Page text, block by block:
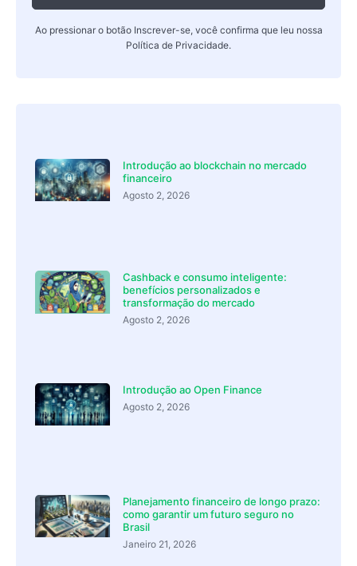
Ao pressionar o botão Inscrever-se, você confirma que leu nossa
Política de Privacidade.
Introdução ao blockchain no mercado
financeiro
Agosto 2, 2026
Cashback e consumo inteligente:
benefícios personalizados e
transformação do mercado
Agosto 2, 2026
Introdução ao Open Finance
Agosto 2, 2026
Planejamento financeiro de longo prazo:
como garantir um futuro seguro no
Brasil
Janeiro 21, 2026